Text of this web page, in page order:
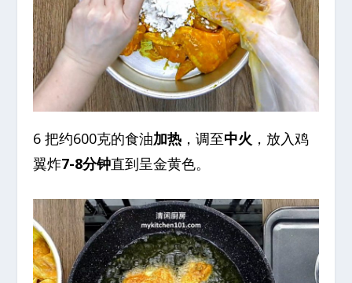
6 把约600克的食油加热 ，调至中火 ，放入鸡
翼炸7-8分钟直到呈金黄色。